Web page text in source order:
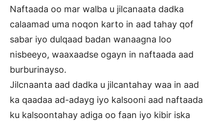
Naftaada oo mar walba u jilcanaata dadka
calaamad uma noqon karto in aad tahay qof
sabar iyo dulqaad badan wanaagna loo
nisbeeyo, waaxaadse ogayn in naftaada aad
burburinayso.
Jilcnaanta aad dadka u jilcantahay waa in aad
ka qaadaa ad-adayg iyo kalsooni aad naftaada
ku kalsoontahay adiga oo faan iyo kibir iska